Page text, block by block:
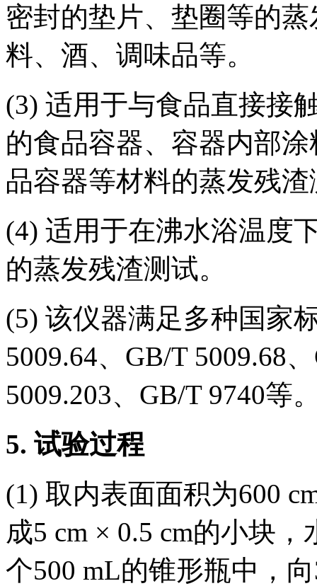
密封的垫片、垫圈等的
料、酒、调味品等。
(3) 适用于与食品直接接
的食品容器、容器内部
品容器等材料的蒸发残渣
(4) 适用于在沸水浴温度
的蒸发残渣测试。
(5) 该仪器满足多种国家
5009.64、GB/T 5009.68
5009.203、GB/T 9740等
5. 试验过程
(1) 取内表面面积为600
成5 cm × 0.5 cm的小块
个500 mL的锥形瓶中，